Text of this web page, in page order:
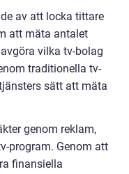
av att locka tittare
att mäta antalet
vilka tv-bolag
traditionella tv-
sätt att mäta
genom reklam,
program. Genom att
finansiella